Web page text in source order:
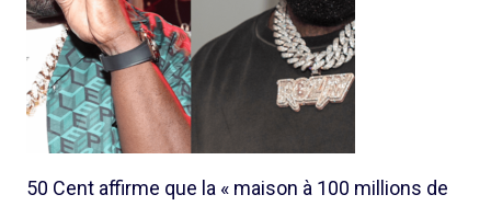
50 Cent affirme que la « maison à 100 millions de